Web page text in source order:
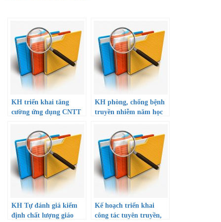
KH triển khai tăng
cường ứng dụng CNTT
đoạn 2022-2025, định
hướng đến năm 2030
KH phòng, chống bệnh
truyền nhiễm năm học
KH Tự đánh giá kiểm
định chất lượng giáo
Kế hoạch triển khai
công tác tuyên truyền,